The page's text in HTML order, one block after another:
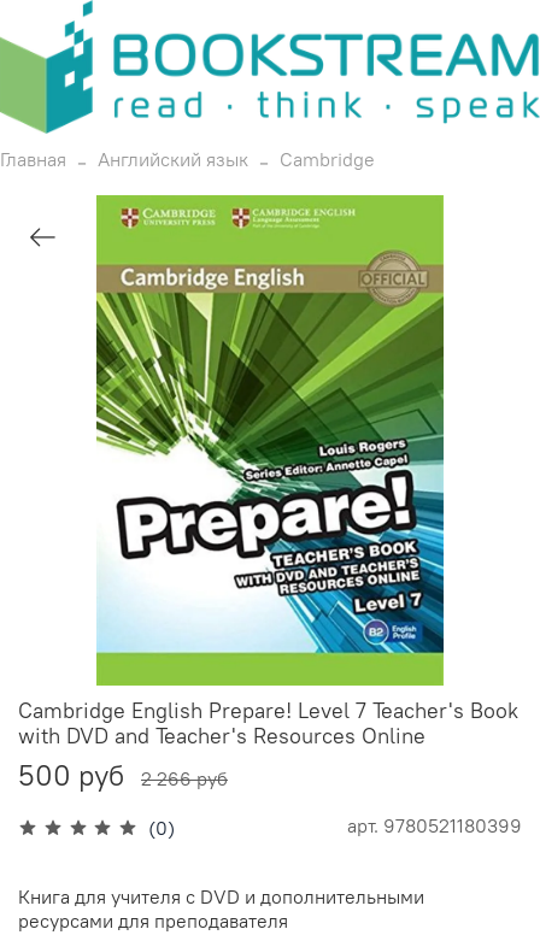
Главная Английский язык Cambridge
(0) арт. 9780521180399
Cambridge English Prepare! Level 7 Teacher's Book
with DVD and Teacher's Resources Online
500 руб 2 266 руб
Книга для учителя с DVD и дополнительными
ресурсами для преподавателя